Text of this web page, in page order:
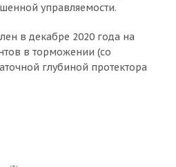
управляемости.
в декабре 2020 года на
в торможении (со
глубиной протектора